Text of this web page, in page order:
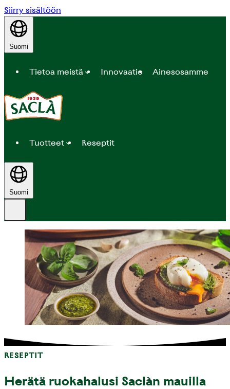
Siirry sisältöön
Suomi
Tietoa meistä Innovaatio Ainesosamme
Tuotteet Reseptit
Suomi
RESEPTIT
Herätä ruokahalusi Saclàn mauilla